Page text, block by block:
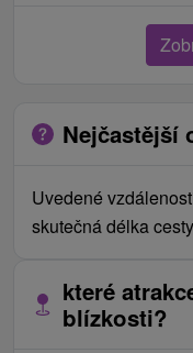
Nejčastější
Uvedené
skutečná délka
které
blízkosti?